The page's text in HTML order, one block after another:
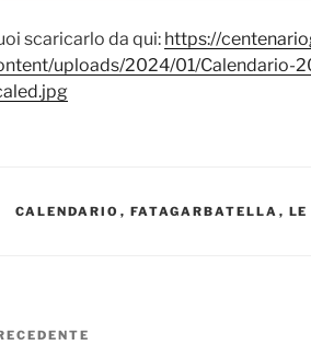
scaricarlo da qui: https://
uploads/2024/01/Calendario-
CATEGORIE
CALENDARIO , FATAGARBATELLA , LE